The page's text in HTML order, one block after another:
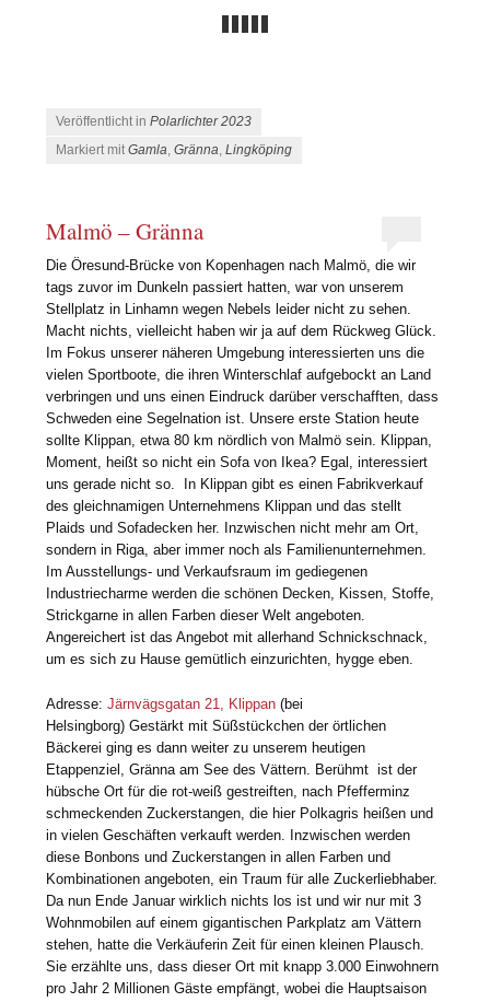
Veröffentlicht inPolarlichter 2023
Markiert mitGamla,Gränna,Lingköping
Malmö – Gränna
Die Öresund-Brücke von Kopenhagen nach Malmö, die wir
tags zuvor im Dunkeln passiert hatten, war von unserem
Stellplatz in Linhamn wegen Nebels leider nicht zu sehen.
Macht nichts, vielleicht haben wir ja auf dem Rückweg Glück.
Im Fokus unserer näheren Umgebung interessierten uns die
vielen Sportboote, die ihren Winterschlaf aufgebockt an Land
verbringen und uns einen Eindruck darüber verschafften, dass
Schweden eine Segelnation ist. Unsere erste Station heute
sollte Klippan, etwa 80 km nördlich von Malmö sein. Klippan,
Moment, heißt so nicht ein Sofa von Ikea? Egal, interessiert
uns gerade nicht so. In Klippan gibt es einen Fabrikverkauf
des gleichnamigen Unternehmens Klippan und das stellt
Plaids und Sofadecken her. Inzwischen nicht mehr am Ort,
sondern in Riga, aber immer noch als Familienunternehmen.
Im Ausstellungs- und Verkaufsraum im gediegenen
Industriecharme werden die schönen Decken, Kissen, Stoffe,
Strickgarne in allen Farben dieser Welt angeboten.
Angereichert ist das Angebot mit allerhand Schnickschnack,
um es sich zu Hause gemütlich einzurichten, hygge eben.
Adresse:Järnvägsgatan 21, Klippan (bei
Helsingborg) Gestärkt mit Süßstückchen der örtlichen
Bäckerei ging es dann weiter zu unserem heutigen
Etappenziel, Gränna am See des Vättern. Berühmt ist der
hübsche Ort für die rot-weiß gestreiften, nach Pfefferminz
schmeckenden Zuckerstangen, die hier Polkagris heißen und
in vielen Geschäften verkauft werden. Inzwischen werden
diese Bonbons und Zuckerstangen in allen Farben und
Kombinationen angeboten, ein Traum für alle Zuckerliebhaber.
Da nun Ende Januar wirklich nichts los ist und wir nur mit 3
Wohnmobilen auf einem gigantischen Parkplatz am Vättern
stehen, hatte die Verkäuferin Zeit für einen kleinen Plausch.
Sie erzählte uns, dass dieser Ort mit knapp 3.000 Einwohnern
pro Jahr 2 Millionen Gäste empfängt, wobei die Hauptsaison